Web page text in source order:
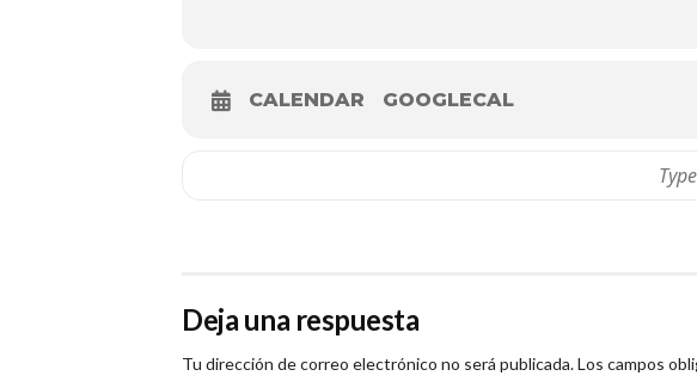
CALENDAR GOOGLECAL
Deja una respuesta
Tu dirección de correo electrónico no será publicada.Los campos